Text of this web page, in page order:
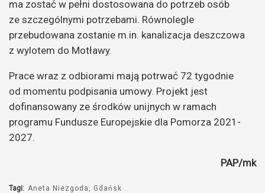
ma zostać w pełni dostosowana do potrzeb osób
ze szczególnymi potrzebami. Równolegle
przebudowana zostanie m.in. kanalizacja deszczowa
z wylotem do Motławy.
Prace wraz z odbiorami mają potrwać 72 tygodnie
od momentu podpisania umowy. Projekt jest
dofinansowany ze środków unijnych w ramach
programu Fundusze Europejskie dla Pomorza 2021-
2027.
PAP/mk
Tagi: Aneta Niezgoda Gdańsk